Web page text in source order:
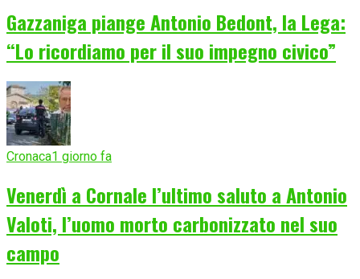
Gazzaniga piange Antonio Bedont, la Lega:
“Lo ricordiamo per il suo impegno civico”
Cronaca1 giorno fa
Venerdì a Cornale l’ultimo saluto a Antonio
Valoti, l’uomo morto carbonizzato nel suo
campo